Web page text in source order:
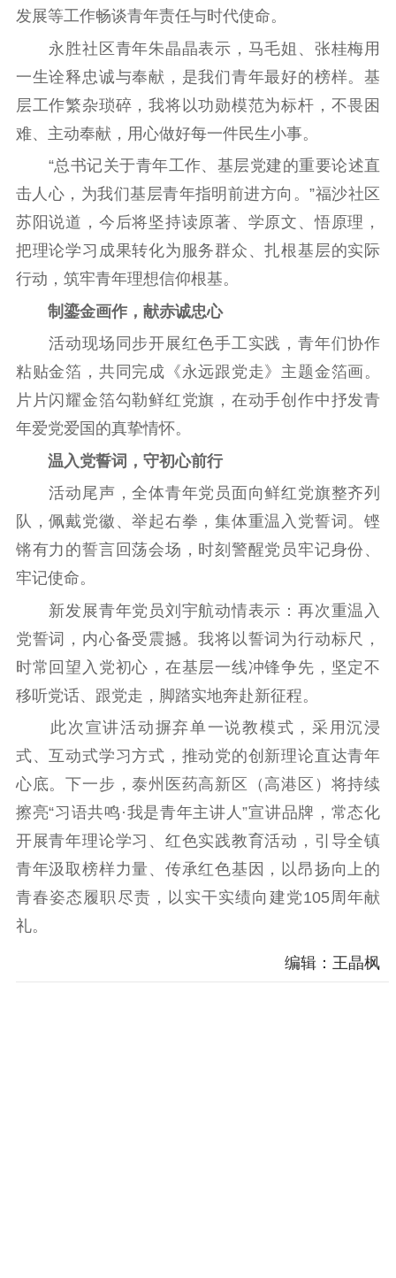
数据资源
公共服务
新时代公民素养
提升资源库
新闻出版
政务服务
作品著作权
登记服务
科研创新
服务管理平台
智库服务
管理平台
文艺创作
服务管理
文化产业
统计分析
数字出版
审读服务
新闻发布工作备
案管理系统
电影
服务
理论宣讲
共建共享平台
政工继续教育学
发展等工作畅谈青年责任与时代使命。
永胜社区青年朱晶晶表示，马毛姐、张桂梅用
一生诠释忠诚与奉献，是我们青年最好的榜样。基
层工作繁杂琐碎，我将以功勋模范为标杆，不畏困
难、主动奉献，用心做好每一件民生小事。
“总书记关于青年工作、基层党建的重要论述直
击人心，为我们基层青年指明前进方向。”福沙社区
苏阳说道，今后将坚持读原著、学原文、悟原理，
把理论学习成果转化为服务群众、扎根基层的实际
行动，筑牢青年理想信仰根基。
制鎏金画作，献赤诚忠心
活动现场同步开展红色手工实践，青年们协作
粘贴金箔，共同完成《永远跟党走》主题金箔画。
片片闪耀金箔勾勒鲜红党旗，在动手创作中抒发青
年爱党爱国的真挚情怀。
温入党誓词，守初心前行
活动尾声，全体青年党员面向鲜红党旗整齐列
队，佩戴党徽、举起右拳，集体重温入党誓词。铿
锵有力的誓言回荡会场，时刻警醒党员牢记身份、
牢记使命。
新发展青年党员刘宇航动情表示：再次重温入
党誓词，内心备受震撼。我将以誓词为行动标尺，
时常回望入党初心，在基层一线冲锋争先，坚定不
移听党话、跟党走，脚踏实地奔赴新征程。
此次宣讲活动摒弃单一说教模式，采用沉浸
式、互动式学习方式，推动党的创新理论直达青年
心底。下一步，泰州医药高新区（高港区）将持续
擦亮“习语共鸣·我是青年主讲人”宣讲品牌，常态化
开展青年理论学习、红色实践教育活动，引导全镇
青年汲取榜样力量、传承红色基因，以昂扬向上的
青春姿态履职尽责，以实干实绩向建党105周年献
礼。
编辑：王晶枫